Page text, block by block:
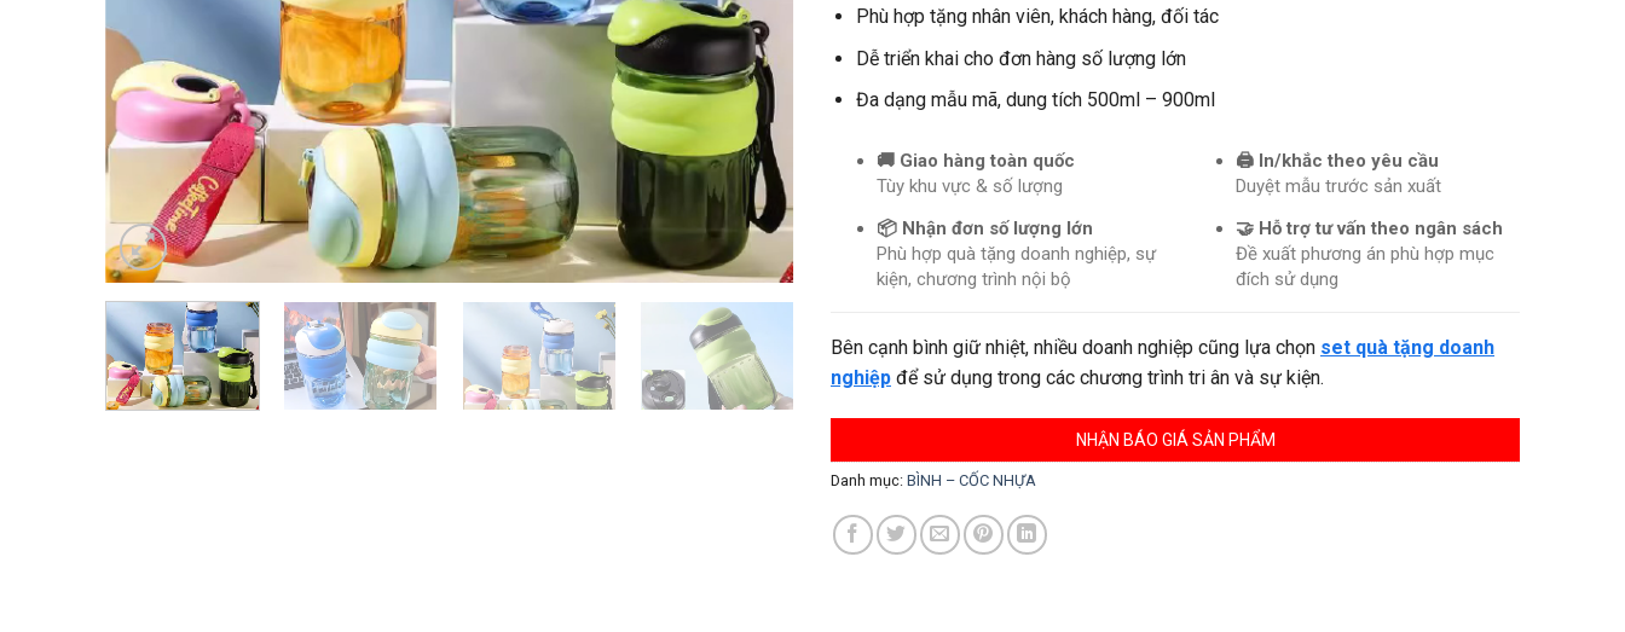
Phù hợp tặng nhân viên, khách hàng, đối tác
Dễ triển khai cho đơn hàng số lượng lớn
Đa dạng mẫu mã, dung tích 500ml – 900ml
🚚 Giao hàng toàn quốc
Tùy khu vực & số lượng
📦 Nhận đơn số lượng lớn
Phù hợp quà tặng doanh nghiệp, sự
kiện, chương trình nội bộ
🖨️ In/khắc theo yêu cầu
Duyệt mẫu trước sản xuất
🤝 Hỗ trợ tư vấn theo ngân sách
Đề xuất phương án phù hợp mục
đích sử dụng
Bên cạnh bình giữ nhiệt, nhiều doanh nghiệp cũng lựa chọn set quà tặng doanh
nghiệp để sử dụng trong các chương trình tri ân và sự kiện.
NHẬN BÁO GIÁ SẢN PHẨM
Danh mục: BÌNH – CỐC NHỰA